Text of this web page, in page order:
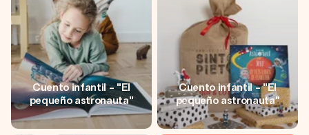
Cuento infantil - "El
pequeño astronauta"
Cuento infantil - "El
pequeño astronauta"